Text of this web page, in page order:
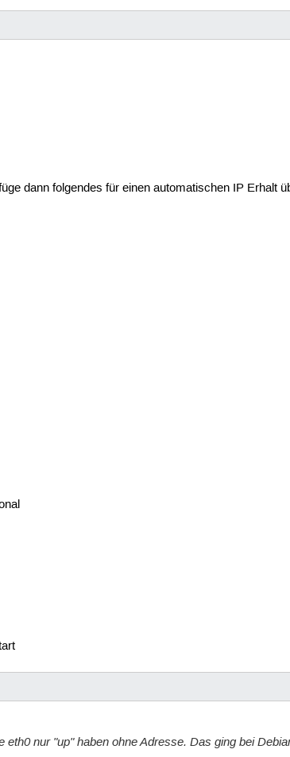
dann folgendes für einen automatischen IP Erhalt
nur "up" haben ohne Adresse. Das ging bei